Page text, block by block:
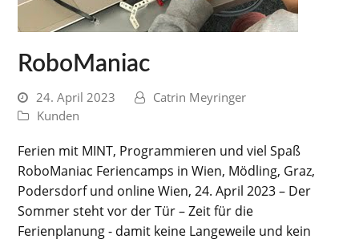
RoboManiac
24. April 2023
Catrin Meyringer
Kunden
Ferien mit MINT, Programmieren und viel Spaß
RoboManiac Feriencamps in Wien, Mödling, Graz,
Podersdorf und online Wien, 24. April 2023 – Der
Sommer steht vor der Tür – Zeit für die
Ferienplanung - damit keine Langeweile und kein